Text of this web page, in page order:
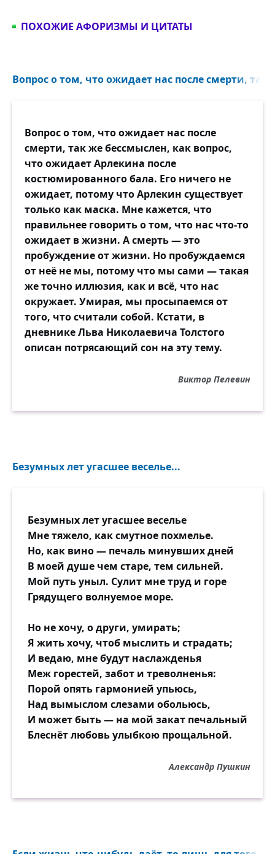
ПОХОЖИЕ АФОРИЗМЫ И ЦИТАТЫ
Вопрос о том, что ожидает нас после смерти, так
Вопрос о том, что ожидает нас после
смерти, так же бессмыслен, как вопрос,
что ожидает Арлекина после
костюмированного бала. Его ничего не
ожидает, потому что Арлекин существует
только как маска. Мне кажется, что
правильнее говорить о том, что нас что-то
ожидает в жизни. А смерть — это
пробуждение от жизни. Но пробуждаемся
от неё не мы, потому что мы сами — такая
же точно иллюзия, как и всё, что нас
окружает. Умирая, мы просыпаемся от
того, что считали собой. Кстати, в
дневнике Льва Николаевича Толстого
описан потрясающий сон на эту тему.
Виктор Пелевин
Безумных лет угасшее веселье...
Безумных лет угасшее веселье
Мне тяжело, как смутное похмелье.
Но, как вино — печаль минувших дней
В моей душе чем старе, тем сильней.
Мой путь уныл. Сулит мне труд и горе
Грядущего волнуемое море.
Но не хочу, о други, умирать;
Я жить хочу, чтоб мыслить и страдать;
И ведаю, мне будут наслажденья
Меж горестей, забот и треволненья:
Порой опять гармонией упьюсь,
Над вымыслом слезами обольюсь,
И может быть — на мой закат печальный
Блеснёт любовь улыбкою прощальной.
Александр Пушкин